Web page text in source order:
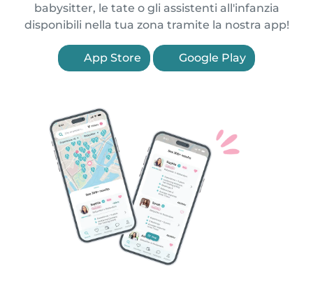
babysitter, le tate o gli assistenti all'infanzia
disponibili nella tua zona tramite la nostra app!
App Store Google Play